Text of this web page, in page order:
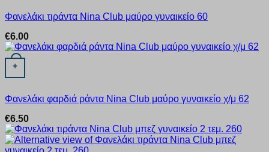
Φανελάκι τιράντα Nina Club μαύρο γυναικείο 60
€6.00
+
Αυτό το προϊόν έχει πολλαπλές παραλλαγές. Οι επιλογές
Φανελάκι φαρδιά ράντα Nina Club μαύρο γυναικείο χ/μ 62
€6.50